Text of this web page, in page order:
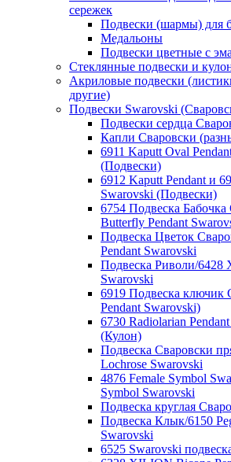
сережек
Подвески (шармы) для
Медальоны
Подвески цветные с
Стеклянные подвески и
Акриловые подвески
другие)
Подвески Swarovski
Подвески сердца
Капли Сваровски
6911 Kaputt Oval
(Подвески)
6912 Kaputt Pendant и
Swarovski (Подвески)
6754 Подвеска
Butterfly Pendant
Подвеска Цветок
Pendant Swarovski
Подвеска Риволи/6428
Swarovski
6919 Подвеска ключик
Pendant Swarovski)
6730 Radiolarian
(Кулон)
Подвеска Сваровски
Lochrose Swarovski
4876 Female Symbol
Symbol Swarovski
Подвеска круглая
Подвеска Клык/6150
Swarovski
6525 Swarovski